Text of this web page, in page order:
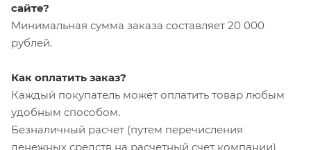
сайте?
Минимальная сумма заказа составляет 20 000
рублей.
Как оплатить заказ?
Каждый покупатель может оплатить товар любым
удобным способом.
Безналичный расчет (путем перечисления
денежных средств на расчетный счет компании)